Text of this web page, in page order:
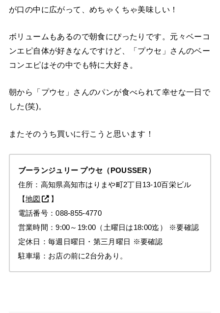
が口の中に広がって、めちゃくちゃ美味しい！
ボリュームもあるので朝食にぴったりです。元々ベーコ
ンエピ自体が好きなんですけど、「プウセ」さんのベー
コンエピはその中でも特に大好き。
朝から「プウセ」さんのパンが食べられて幸せな一日で
した(笑)。
またそのうち買いに行こうと思います！
ブーランジュリー プウセ （POUSSER）
住所：高知県高知市はりまや町2丁目13-10百栄ビル
【地図
】
電話番号：088-855-4770
営業時間：9:00～19:00（土曜日は18:00迄）
※要確認
定休日：毎週日曜日・第三月曜日 ※要確認
駐車場：お店の前に2台分あり。